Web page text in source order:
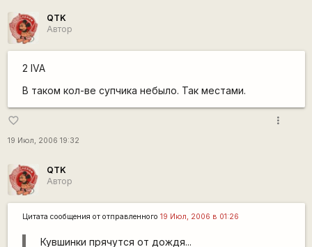
QTK
Автор
2 IVA
В таком кол-ве супчика небыло. Так местами.
favorite_border
19 Июл, 2006 19:32
more_vert
QTK
Автор
Цитата сообщения от отправленного 19 Июл, 2006 в 01:26
Кувшинки прячутся от дождя...